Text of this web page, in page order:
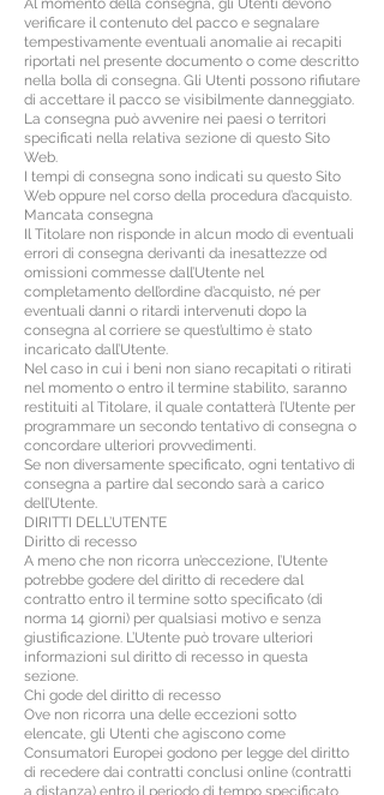
Al momento della consegna, gli Utenti devono
verificare il contenuto del pacco e segnalare
tempestivamente eventuali anomalie ai recapiti
riportati nel presente documento o come descritto
nella bolla di consegna. Gli Utenti possono rifiutare
di accettare il pacco se visibilmente danneggiato.
La consegna può avvenire nei paesi o territori
specificati nella relativa sezione di questo Sito
Web.
I tempi di consegna sono indicati su questo Sito
Web oppure nel corso della procedura d’acquisto.
Mancata consegna
Il Titolare non risponde in alcun modo di eventuali
errori di consegna derivanti da inesattezze od
omissioni commesse dall’Utente nel
completamento dell’ordine d’acquisto, né per
eventuali danni o ritardi intervenuti dopo la
consegna al corriere se quest’ultimo è stato
incaricato dall’Utente.
Nel caso in cui i beni non siano recapitati o ritirati
nel momento o entro il termine stabilito, saranno
restituiti al Titolare, il quale contatterà l’Utente per
programmare un secondo tentativo di consegna o
concordare ulteriori provvedimenti.
Se non diversamente specificato, ogni tentativo di
consegna a partire dal secondo sarà a carico
dell’Utente.
DIRITTI DELL’UTENTE
Diritto di recesso
A meno che non ricorra un’eccezione, l’Utente
potrebbe godere del diritto di recedere dal
contratto entro il termine sotto specificato (di
norma 14 giorni) per qualsiasi motivo e senza
giustificazione. L’Utente può trovare ulteriori
informazioni sul diritto di recesso in questa
sezione.
Chi gode del diritto di recesso
Ove non ricorra una delle eccezioni sotto
elencate, gli Utenti che agiscono come
Consumatori Europei godono per legge del diritto
di recedere dai contratti conclusi online (contratti
a distanza) entro il periodo di tempo specificato